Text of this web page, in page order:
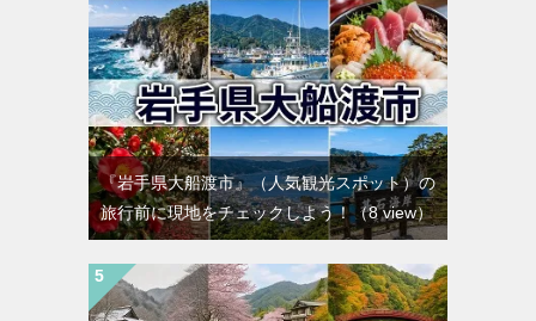
『岩手県大船渡市』（人気観光スポット）の
旅行前に現地をチェックしよう！（8 view）